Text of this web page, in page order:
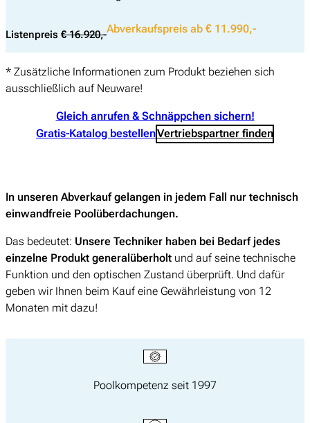
Listenpreis € 16.920,-Abverkaufspreis ab € 11.990,-
* Zusätzliche Informationen zum Produkt beziehen sich
ausschließlich auf Neuware!
Gleich anrufen & Schnäppchen sichern!
Gratis-Katalog bestellenVertriebspartner finden
In unseren Abverkauf gelangen in jedem Fall nur technisch
einwandfreie Poolüberdachungen.
Das bedeutet: Unsere Techniker haben bei Bedarf jedes
einzelne Produkt generalüberholt und auf seine technische
Funktion und den optischen Zustand überprüft. Und dafür
geben wir Ihnen beim Kauf eine Gewährleistung von 12
Monaten mit dazu!
Poolkompetenz seit 1997